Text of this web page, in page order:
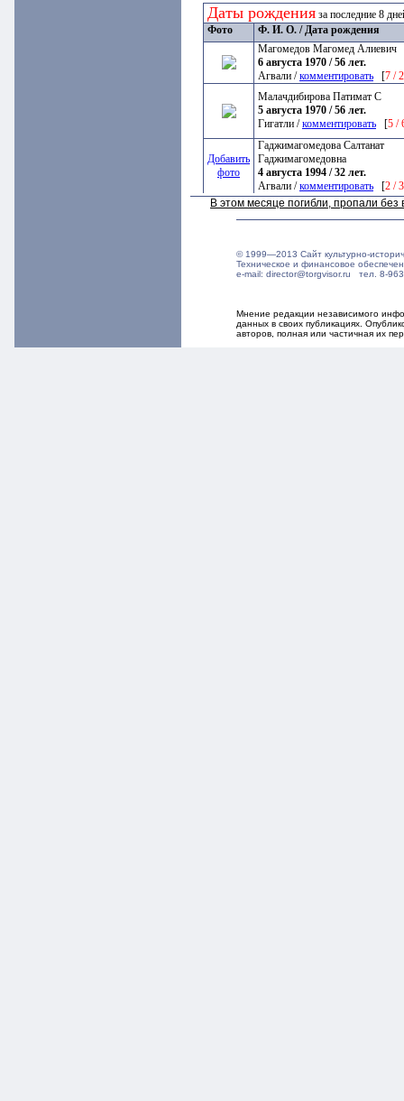
Даты рождения за последние 8
Фото
Ф. И. О. / Дата рождения
Магомедов Магомед Алиевич
6 августа 1970 / 56 лет.
Агвали /комментировать [7 /
Малачдибирова Патимат С
5 августа 1970 / 56 лет.
Гигатли /комментировать [5 /
Добавить
фото
Гаджимагомедова Салтанат
Гаджимагомедовна
4 августа 1994 / 32 лет.
Агвали /комментировать [2 /
В этом месяце погибли, пропали
© 1999—2013 Сайт культурно-
Техническое и финансовое
e-mail: director@torgvisor.ru тел. 8-
Мнение редакции независимого
данных в своих публикациях.
авторов, полная или частичная их